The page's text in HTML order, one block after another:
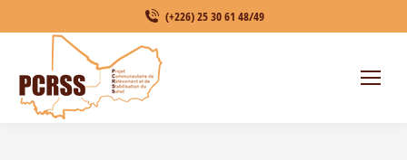
(+226) 25 30 61 48/49